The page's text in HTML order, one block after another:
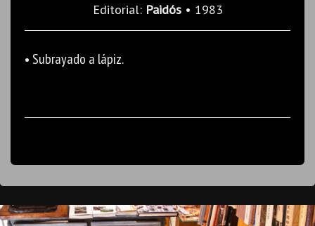
Editorial: Paidós• 1983
• Subrayado a lápiz.